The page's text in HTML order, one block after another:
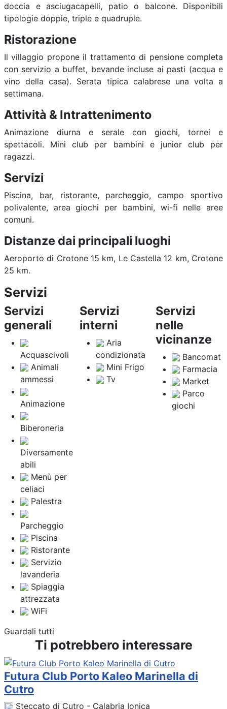
doccia e asciugacapelli, patio o balcone. Disponibili
tipologie doppie, triple e quadruple.
Ristorazione
Il villaggio propone il trattamento di pensione completa
con servizio a buffet, bevande incluse ai pasti (acqua e
vino della casa). Serata tipica calabrese una volta a
settimana.
Attività & Intrattenimento
Animazione diurna e serale con giochi, tornei e
spettacoli. Mini club per bambini e junior club per
ragazzi.
Servizi
Piscina, bar, ristorante, parcheggio, campo sportivo
polivalente, area giochi per bambini, wi-fi nelle aree
comuni.
Distanze dai principali luoghi
Aeroporto di Crotone 15 km, Le Castella 12 km, Crotone
25 km.
Servizi
Servizi
generali
Acquascivoli
Animali
ammessi
Animazione
Biberoneria
Diversamente
abili
Menù per
celiaci
Palestra
Parcheggio
Piscina
Ristorante
Servizio
lavanderia
Spiaggia
attrezzata
WiFi
Servizi
interni
Aria
condizionata
Mini Frigo
Tv
Servizi
nelle
vicinanze
Bancomat
Farmacia
Market
Parco
giochi
Guardali tutti
Ti potrebbero interessare
Futura Club Porto Kaleo Marinella di
Cutro
Steccato di Cutro - Calabria Ionica